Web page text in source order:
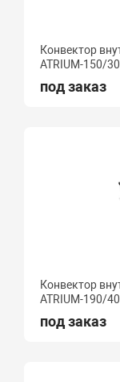
Конвектор
ATRIUM-150/
под заказ
Конвектор
ATRIUM-190/
под заказ